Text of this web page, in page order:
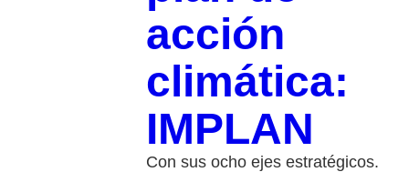
acción
climática:
IMPLAN
Con sus ocho ejes estratégicos.